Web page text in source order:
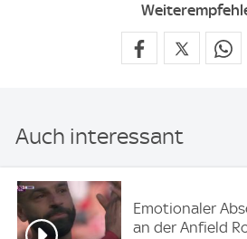
Auch interessant
Emotionaler
an der Anfield